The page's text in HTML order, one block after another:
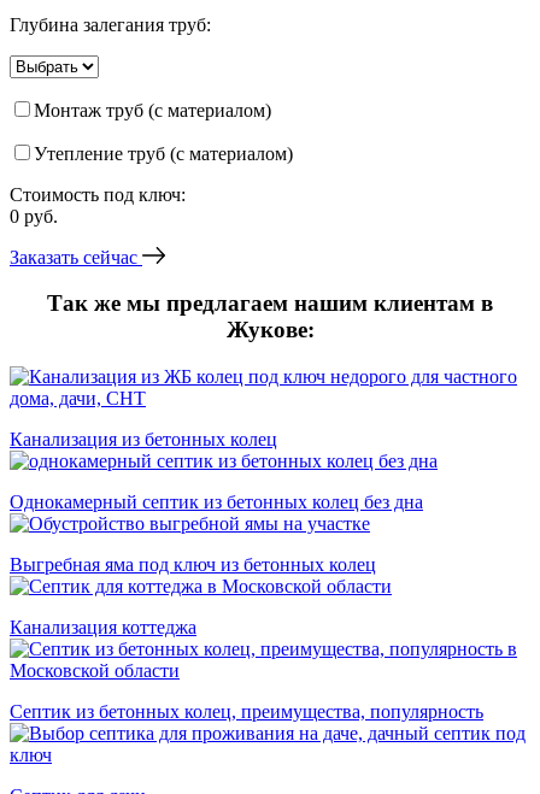
Глубина залегания труб:
Монтаж труб (с материалом)
Утепление труб (с материалом)
Стоимость под ключ:
0 руб.
Заказать сейчас
Так же мы предлагаем нашим клиентам в
Жукове:
Канализация из бетонных колец
Однокамерный септик из бетонных колец без дна
Выгребная яма под ключ из бетонных колец
Канализация коттеджа
Септик из бетонных колец, преимущества, популярность